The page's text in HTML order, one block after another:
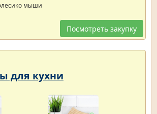
мыши
Посмотреть закупку
для кухни